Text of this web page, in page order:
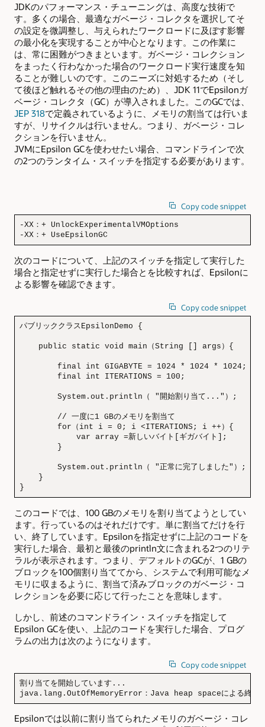
JDKのパフォーマンス・チューニングは、高度な技術で
す。多くの場合、最適なガベージ・コレクタを選択してそ
の設定を微調整し、与えられたワークロードに及ぼす影響
の最小化を実現することが中心となります。この作業に
は、常に困難がつきまといます。ガベージ・コレクション
をまったく行わなかった場合のワークロード実行速度を知
ることが難しいのです。このニーズに対処するため（そし
て後ほど触れるその他の理由のため）、JDK 11でEpsilonガ
ベージ・コレクタ（GC）が導入されました。このGCでは、
JEP 318で定義されているように、メモリの割当ては行いま
すが、リサイクルは行いません。つまり、ガベージ・コレ
クションを行いません。
JVMにEpsilon GCを使わせたい場合、コマンドラインで次
の2つのランタイム・スイッチを指定する必要があります。
Copy code snippet
-XX：+ UnlockExperimentalVMOptions
-XX：+ UseEpsilonGC
次のコードについて、上記のスイッチを指定して実行した
場合と指定せずに実行した場合とを比較すれば、Epsilonに
よる影響を確認できます。
Copy code snippet
パブリッククラスEpsilonDemo {
    public static void main（String [] args）{
        final int GIGABYTE = 1024 * 1024 * 1024;
        final int ITERATIONS = 100;
        System.out.println（ "開始割り当て..."）;
        // 一度に1 GBのメモリを割当て
        for（int i = 0; i <ITERATIONS; i ++）{
            var array =新しいバイト[ギガバイト];
        }
        System.out.println（ "正常に完了しました"）;
    }
}
このコードでは、100 GBのメモリを割り当てようとしてい
ます。行っているのはそれだけです。単に割当てだけを行
い、終了しています。Epsilonを指定せずに上記のコードを
実行した場合、最初と最後のprintln文に含まれる2つのリテ
ラルが表示されます。つまり、デフォルトのGCが、1 GBの
ブロックを100個割り当ててから、システムで利用可能なメ
モリに収まるように、割当て済みブロックのガベージ・コ
レクションを必要に応じて行ったことを意味します。
しかし、前述のコマンドライン・スイッチを指定して
Epsilon GCを使い、上記のコードを実行した場合、プログ
ラムの出力は次のようになります。
Copy code snippet
割り当てを開始しています...
java.lang.OutOfMemoryError：Java heap spaceによる終了
Epsilonでは以前に割り当てられたメモリのガベージ・コレ